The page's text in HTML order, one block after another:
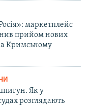
маркетплейс
прийом нових
Кримському
Як у
розглядають